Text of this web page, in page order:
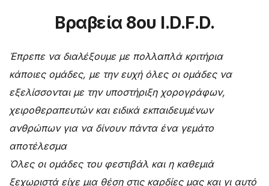
Βραβεία 8ου I.D.F.D.
Έπρεπε να διαλέξουμε με πολλαπλά κριτήρια
κάποιες ομάδες, με την ευχή όλες οι ομάδες να
εξελίσσονται με την υποστήριξη χορογράφων,
χειροθεραπευτών και ειδικά εκπαιδευμένων
ανθρώπων για να δίνουν πάντα ένα γεμάτο
αποτέλεσμα
Όλες οι ομάδες του φεστιβάλ και η καθεμιά
ξεχωριστά είχε μια θέση στις καρδίες μας και γι αυτό